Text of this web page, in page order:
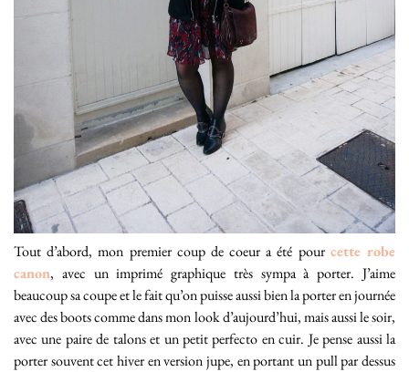
Tout d’abord, mon premier coup de coeur a été pour cette robe
canon, avec un imprimé graphique très sympa à porter. J’aime
beaucoup sa coupe et le fait qu’on puisse aussi bien la porter en journée
avec des boots comme dans mon look d’aujourd’hui, mais aussi le soir,
avec une paire de talons et un petit perfecto en cuir. Je pense aussi la
porter souvent cet hiver en version jupe, en portant un pull par dessus